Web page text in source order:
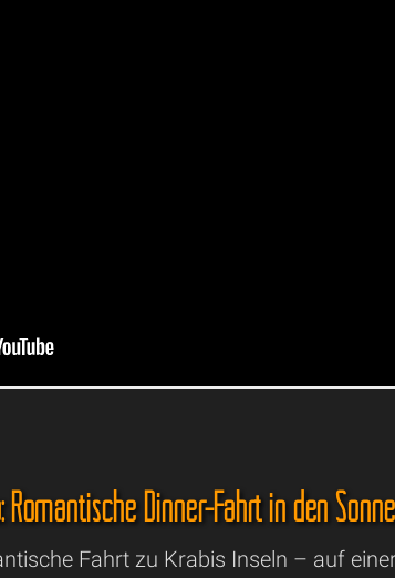
Dinner-Fahrt in den
Fahrt zu Krabis Inseln – auf